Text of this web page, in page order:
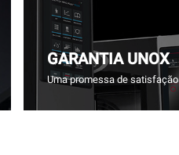
GARANTIA UNOX
Uma promessa de satisfação